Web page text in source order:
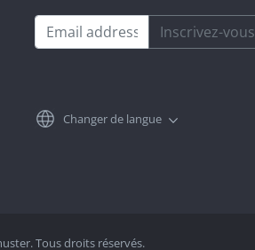
Inscrivez-vous
Changer de langue
Tous droits réservés.